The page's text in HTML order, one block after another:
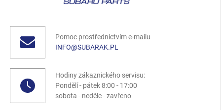
Pomoc prostřednictvím e-mailu
INFO@SUBARAK.PL
Hodiny zákaznického servisu:
Pondělí - pátek 8:00 - 17:00
sobota - neděle - zavřeno